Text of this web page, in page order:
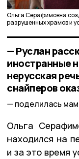
Ольга Серафимовна
разрушенных храмов и
— Руслан
иностранные
нерусская
снайперов
поделилась
Ольга
находился на
и за это время